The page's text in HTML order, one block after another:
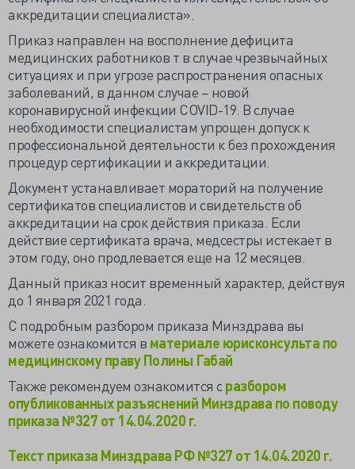
аккредитации специалиста».
Приказ направлен на восполнение дефицита
медицинских работников т в случае чрезвычайных
ситуациях и при угрозе распространения опасных
заболеваний, в данном случае – новой
коронавирусной инфекции COVID-19. В случае
необходимости специалистам упрощен допуск к
профессиональной деятельности к без прохождения
процедур сертификации и аккредитации.
Документ устанавливает мораторий на получение
сертификатов специалистов и свидетельств об
аккредитации на срок действия приказа. Если
действие сертификата врача, медсестры истекает в
этом году, оно продлевается еще на 12 месяцев.
Данный приказ носит временный характер, действуя
до 1 января 2021 года.
С подробным разбором приказа Минздрава вы
можете ознакомится в материале юрисконсульта по
медицинскому праву Полины Габай
Также рекомендуем ознакомится сразбором
опубликованных разъяснений Минздрава по поводу
приказа №327 от 14.04.2020 г.
Текст приказа Минздрава РФ №327 от 14.04.2020 г.